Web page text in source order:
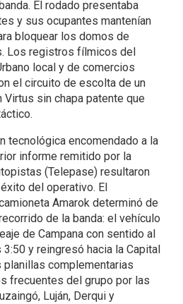
El rodado presentaba
y sus ocupantes mantenían
bloquear los domos de
Los registros fílmicos del
local y de comercios
el circuito de escolta de un
sin chapa patente que
tecnológica encomendado a la
informe remitido por la
(Telepase) resultaron
del operativo. El
Amarok determinó de
de la banda: el vehículo
de Campana con sentido al
y reingresó hacia la Capital
planillas complementarias
frecuentes del grupo por las
Luján, Derqui y